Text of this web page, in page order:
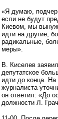
«Я думаю,
если не будут
Киевом, мы
идти на другие,
радикальные,
меры».
В. Киселев
депутатское
идти до конца. На
журналиста
он ответил: «До
должности Л.